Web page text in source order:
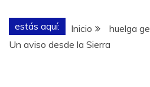
estás aquí: Inicio
huelga
Un aviso desde la Sierra